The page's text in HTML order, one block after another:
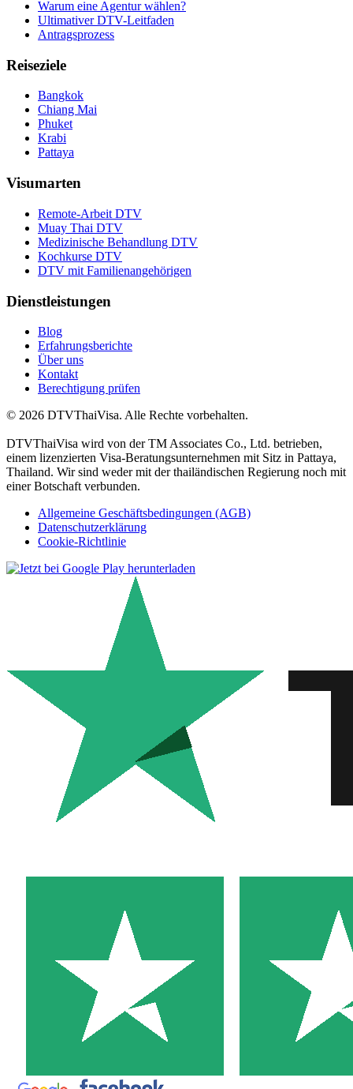
Warum eine Agentur wählen?
Ultimativer DTV-Leitfaden
Antragsprozess
Reiseziele
Bangkok
Chiang Mai
Phuket
Krabi
Pattaya
Visumarten
Remote-Arbeit DTV
Muay Thai DTV
Medizinische Behandlung DTV
Kochkurse DTV
DTV mit Familienangehörigen
Dienstleistungen
Blog
Erfahrungsberichte
Über uns
Kontakt
Berechtigung prüfen
© 2026 DTVThaiVisa. Alle Rechte vorbehalten.
DTVThaiVisa wird von der TM Associates Co., Ltd. betrieben,
einem lizenzierten Visa-Beratungsunternehmen mit Sitz in Pattaya,
Thailand. Wir sind weder mit der thailändischen Regierung noch mit
einer Botschaft verbunden.
Allgemeine Geschäftsbedingungen (AGB)
Datenschutzerklärung
Cookie-Richtlinie